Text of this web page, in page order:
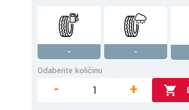
- -
Odaberite količinu
- +